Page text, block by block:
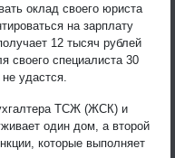
оклад своего юриста
на зарплату
12 тысяч рублей
своего специалиста 30
удастся.
ТСЖ (ЖСК) и
один дом, а второй
которые выполняет